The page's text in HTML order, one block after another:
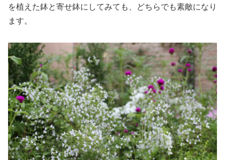
を植えた鉢と寄せ鉢にしてみても、どちらでも素敵になり
ます。